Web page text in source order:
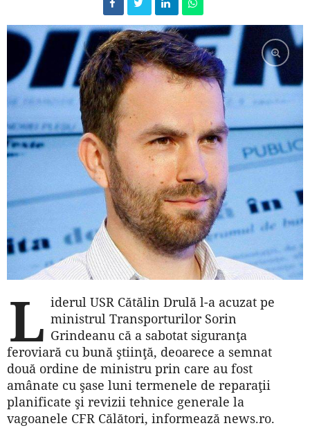
L iderul USR Cătălin Drulă l-a acuzat pe
ministrul Transporturilor Sorin
Grindeanu că a sabotat siguranţa
feroviară cu bună ştiinţă, deoarece a semnat
două ordine de ministru prin care au fost
amânate cu şase luni termenele de reparaţii
planificate şi revizii tehnice generale la
vagoanele CFR Călători, informează news.ro.